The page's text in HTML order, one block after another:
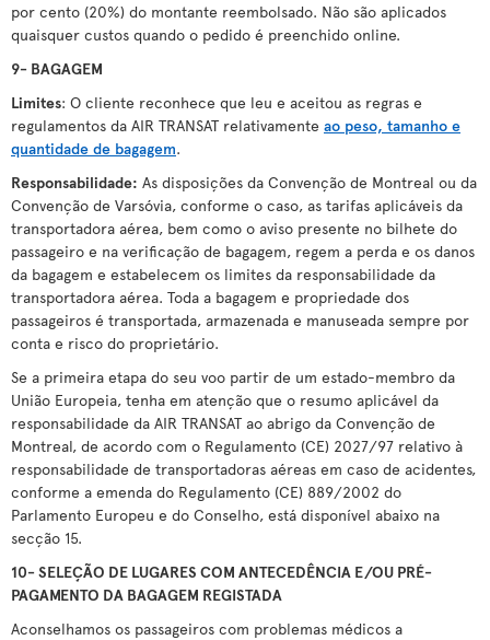
por cento (20%) do montante reembolsado. Não são aplicados
quaisquer custos quando o pedido é preenchido online.
9- BAGAGEM
Limites: O cliente reconhece que leu e aceitou as regras e
regulamentos da AIR TRANSAT relativamente ao peso, tamanho e
quantidade de bagagem.
Responsabilidade: As disposições da Convenção de Montreal ou da
Convenção de Varsóvia, conforme o caso, as tarifas aplicáveis da
transportadora aérea, bem como o aviso presente no bilhete do
passageiro e na verificação de bagagem, regem a perda e os danos
da bagagem e estabelecem os limites da responsabilidade da
transportadora aérea. Toda a bagagem e propriedade dos
passageiros é transportada, armazenada e manuseada sempre por
conta e risco do proprietário.
Se a primeira etapa do seu voo partir de um estado-membro da
União Europeia, tenha em atenção que o resumo aplicável da
responsabilidade da AIR TRANSAT ao abrigo da Convenção de
Montreal, de acordo com o Regulamento (CE) 2027/97 relativo à
responsabilidade de transportadoras aéreas em caso de acidentes,
conforme a emenda do Regulamento (CE) 889/2002 do
Parlamento Europeu e do Conselho, está disponível abaixo na
secção 15.
10- SELEÇÃO DE LUGARES COM ANTECEDÊNCIA E/OU PRÉ-
PAGAMENTO DA BAGAGEM REGISTADA
Aconselhamos os passageiros com problemas médicos a